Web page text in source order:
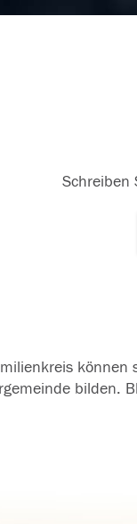
Schreiben
können
bilden.